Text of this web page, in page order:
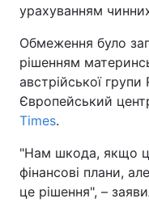
урахуванням
Обмеження було
рішенням
австрійської
Європейський
Times.
"Нам шкода, якщо
фінансові плани,
це рішення", –